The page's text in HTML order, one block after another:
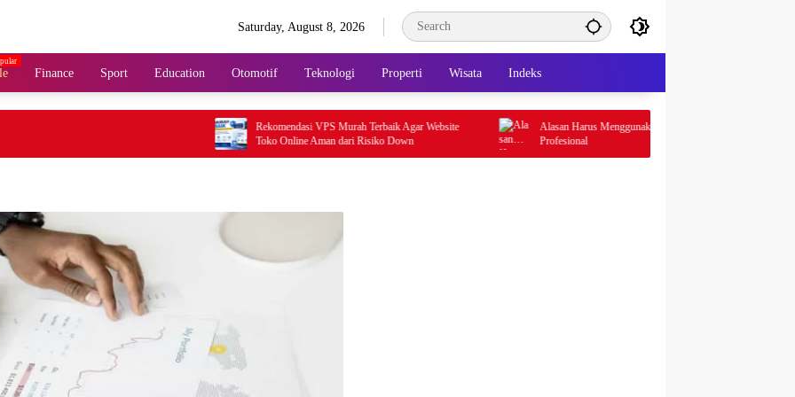
Saturday, August 8, 2026
Finance Sport Education Otomotif Teknologi Properti Wisata Indeks
Rekomendasi VPS Murah Terbaik Agar Website
Toko Online Aman dari Risiko Down
Alasan Harus Menggunakan Jasa Anti Rayap
Profesional